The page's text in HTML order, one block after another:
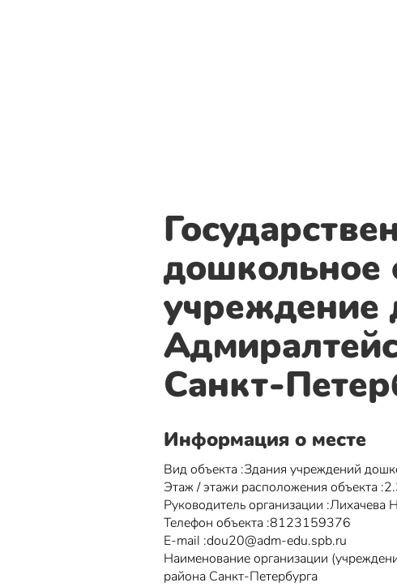
дошкольное
учреждение
Санкт-
Информация о месте
Вид объекта :Здания учреждений
Этаж / этажи расположения объекта
Руководитель организации :Лихачева
Телефон объекта :8123159376
Е-mail :dou20@adm-edu.spb.ru
Наименование организации
района Санкт-Петербурга